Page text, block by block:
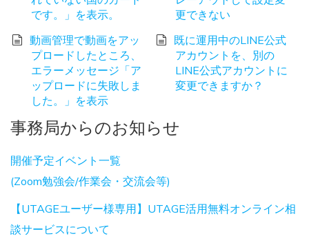
です。」を表示。
更できない
動画管理で動画をアッ
プロードしたところ、
エラーメッセージ「ア
ップロードに失敗しま
した。」を表示
既に運用中のLINE公式
アカウントを、別の
LINE公式アカウントに
変更できますか？
事務局からのお知らせ
開催予定イベント一覧
(Zoom勉強会/作業会・交流会等)
【UTAGEユーザー様専用】UTAGE活用無料オンライン相
談サービスについて